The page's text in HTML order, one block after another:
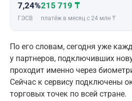
7,24%
ГЭСВ
215 719 ₸
платёж в месяц с 24 млн ₸
По его словам, сегодня уже
у партнеров, подключивших
проходит именно через
Сейчас к сервису подключены
торговых точек по всей стране.